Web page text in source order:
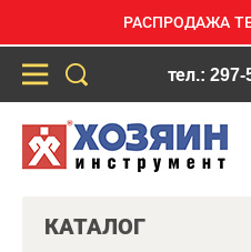
РАСПРОДАЖА
тел.: 297-
КАТАЛОГ